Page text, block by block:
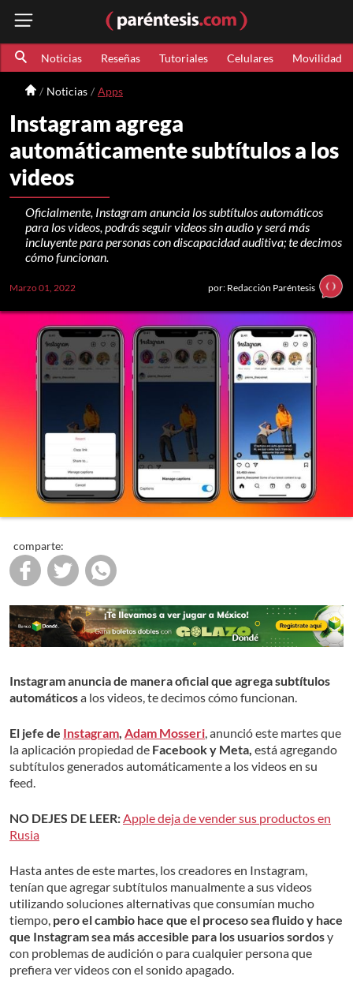
Noticias Reseñas Tutoriales Celulares Movilidad
Noticias Apps
Instagram agrega
automáticamente subtítulos a los
videos
Oficialmente, Instagram anuncia los subtítulos automáticos
para los videos, podrás seguir videos sin audio y será más
incluyente para personas con discapacidad auditiva; te decimos
cómo funcionan.
Marzo 01, 2022 por: Redacción Paréntesis
comparte:
Instagram anuncia de manera oficial que agrega subtítulos
automáticosa los videos, te decimos cómo funcionan.
El jefe de Instagram, Adam Mosseri, anunció este martes que
la aplicación propiedad de Facebook y Meta, está agregando
subtítulos generados automáticamente a los videos en su
feed.
NO DEJES DE LEER:Apple deja de vender sus productos en
Rusia
Hasta antes de este martes, los creadores en Instagram,
tenían que agregar subtítulos manualmente a sus videos
utilizando soluciones alternativas que consumían mucho
tiempo, pero el cambio hace que el proceso sea fluido y hace
que Instagram sea más accesible para los usuarios sordosy
con problemas de audición o para cualquier persona que
prefiera ver videos con el sonido apagado.